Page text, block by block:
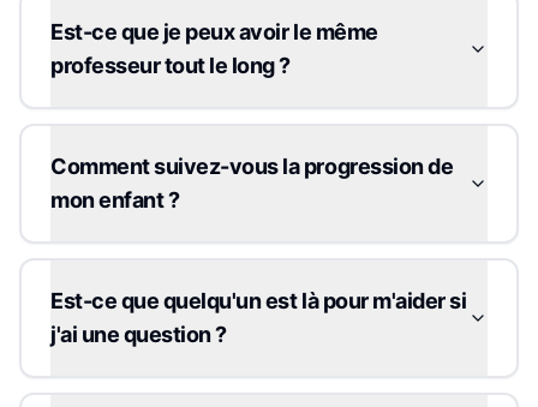
Est-ce que je peux avoir le même
professeur tout le long ?
Comment suivez-vous la progression de
mon enfant ?
Est-ce que quelqu'un est là pour m'aider si
j'ai une question ?